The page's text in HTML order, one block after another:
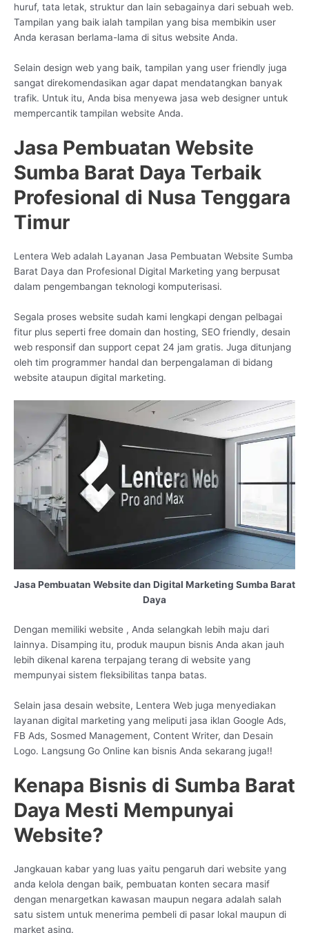
huruf, tata letak, struktur dan lain sebagainya dari sebuah web.
Tampilan yang baik ialah tampilan yang bisa membikin user
Anda kerasan berlama-lama di situs website Anda.
Selain design web yang baik, tampilan yang user friendly juga
sangat direkomendasikan agar dapat mendatangkan banyak
trafik. Untuk itu, Anda bisa menyewa jasa web designer untuk
mempercantik tampilan website Anda.
Jasa Pembuatan Website
Sumba Barat Daya Terbaik
Profesional di Nusa Tenggara
Timur
Lentera Web adalah Layanan Jasa Pembuatan Website Sumba
Barat Daya dan Profesional Digital Marketing yang berpusat
dalam pengembangan teknologi komputerisasi.
Segala proses website sudah kami lengkapi dengan pelbagai
fitur plus seperti free domain dan hosting, SEO friendly, desain
web responsif dan support cepat 24 jam gratis. Juga ditunjang
oleh tim programmer handal dan berpengalaman di bidang
website ataupun digital marketing.
Jasa Pembuatan Website dan Digital Marketing Sumba Barat
Daya
Dengan memiliki website , Anda selangkah lebih maju dari
lainnya. Disamping itu, produk maupun bisnis Anda akan jauh
lebih dikenal karena terpajang terang di website yang
mempunyai sistem fleksibilitas tanpa batas.
Selain jasa desain website, Lentera Web juga menyediakan
layanan digital marketing yang meliputi jasa iklan Google Ads,
FB Ads, Sosmed Management, Content Writer, dan Desain
Logo. Langsung Go Online kan bisnis Anda sekarang juga!!
Kenapa Bisnis di Sumba Barat
Daya Mesti Mempunyai
Website?
Jangkauan kabar yang luas yaitu pengaruh dari website yang
anda kelola dengan baik, pembuatan konten secara masif
dengan menargetkan kawasan maupun negara adalah salah
satu sistem untuk menerima pembeli di pasar lokal maupun di
market asing.